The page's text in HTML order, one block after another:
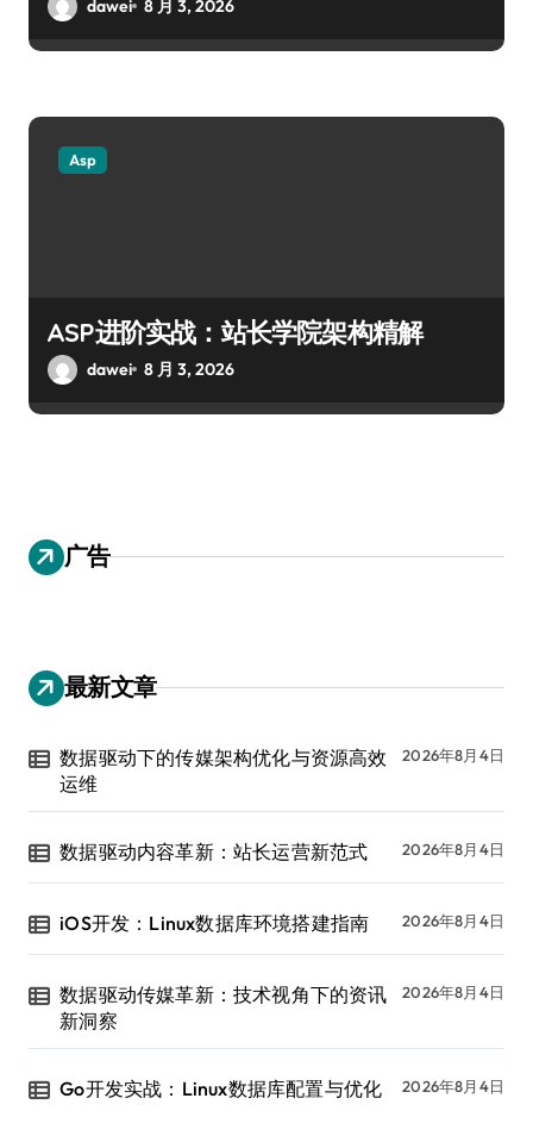
dawei 8 月 3, 2026
Asp
ASP进阶实战：站长学院架构精解
dawei 8 月 3, 2026
广告
最新文章
数据驱动下的传媒架构优化与资源高效
运维
2026年8月4日
数据驱动内容革新：站长运营新范式 2026年8月4日
iOS开发：Linux数据库环境搭建指南 2026年8月4日
数据驱动传媒革新：技术视角下的资讯
新洞察
2026年8月4日
Go开发实战：Linux数据库配置与优化 2026年8月4日